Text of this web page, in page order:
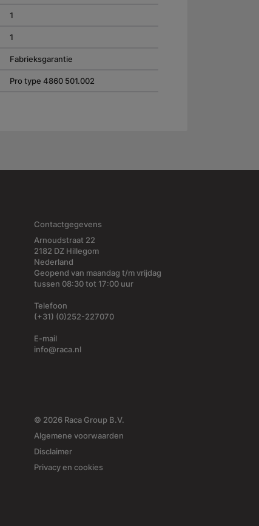
1
1
Fabrieksgarantie
Pro type 4860 501.002
Contactgegevens
Arnoudstraat 22
2182 DZ Hillegom
Nederland
Geopend van maandag t/m vrijdag
tussen 08:30 tot 17:00 uur
Telefoon
(+31) (0)252-227070
E-mail
info@raca.nl
© 2026 Raca Group B.V.
Algemene voorwaarden
Disclaimer
Privacy en cookies